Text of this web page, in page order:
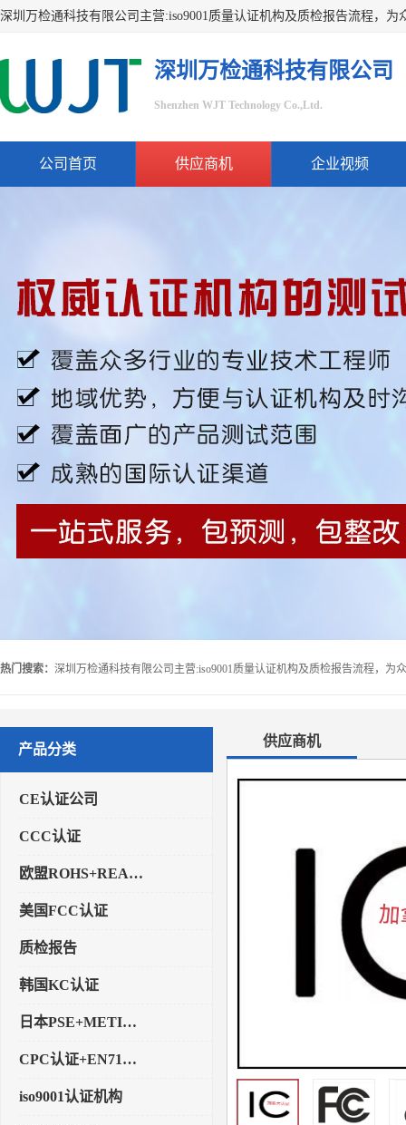
深圳万检通科技有限公司
Shenzhen WJT Technology Co.,Ltd.
公司首页 供应商机 企业视频
热门搜索：
产品分类
CE认证公司
CCC认证
欧盟ROHS+REACH认证
美国FCC认证
质检报告
韩国KC认证
日本PSE+METI备案
CPC认证+EN71玩具认证
iso9001认证机构
供应商机